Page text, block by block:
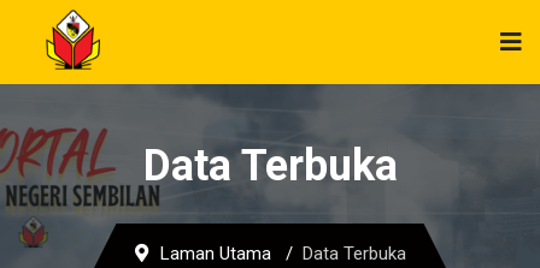
Data Terbuka
Laman Utama Data Terbuka